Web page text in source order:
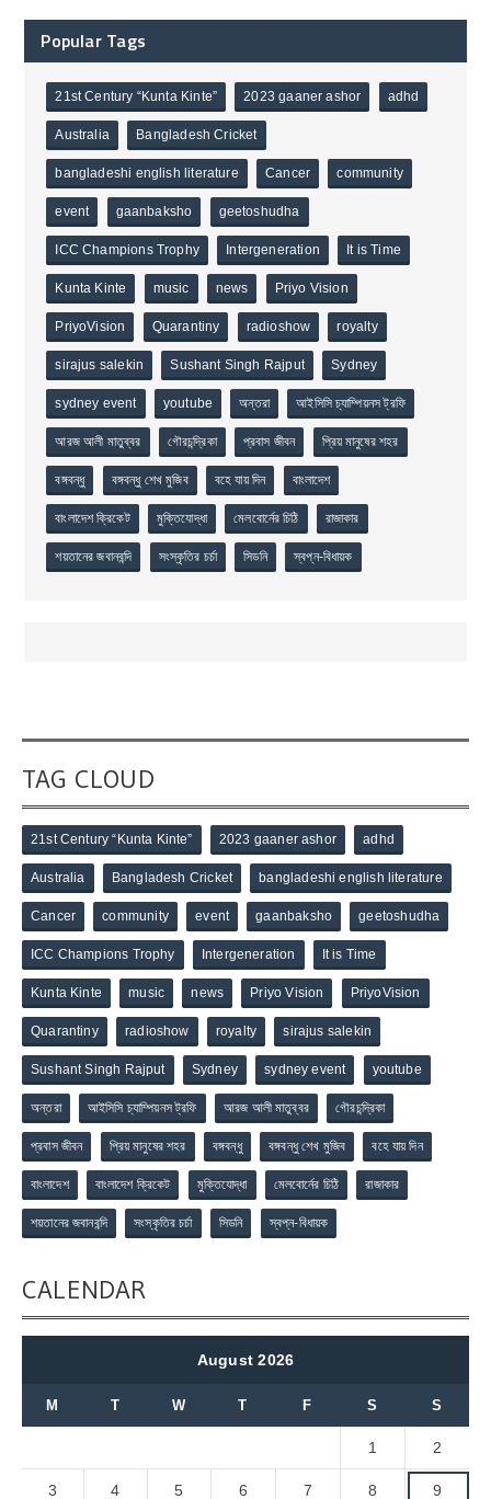
Popular Tags
21st Century “Kunta Kinte” 2023 gaaner ashor adhd
Australia Bangladesh Cricket
bangladeshi english literature Cancer community
event gaanbaksho geetoshudha
ICC Champions Trophy Intergeneration It is Time
Kunta Kinte music news Priyo Vision
PriyoVision Quarantiny radioshow royalty
sirajus salekin Sushant Singh Rajput Sydney
sydney event youtube অন্তরা আইসিসি চ্যাম্পিয়নস ট্রফি
আরজ আলী মাতুব্বর গৌরচন্দ্রিকা প্রবাস জীবন প্রিয় মানুষের শহর
বঙ্গবন্ধু বঙ্গবন্ধু শেখ মুজিব বহে যায় দিন বাংলাদেশ
বাংলাদেশ ক্রিকেট মুক্তিযোদ্ধা মেলবোর্নের চিঠি রাজাকার
শয়তানের জবানবন্দি সংস্কৃতির চর্চা সিডনি স্বপ্ন-বিধায়ক
TAG CLOUD
21st Century “Kunta Kinte” 2023 gaaner ashor adhd
Australia Bangladesh Cricket bangladeshi english literature
Cancer community event gaanbaksho geetoshudha
ICC Champions Trophy Intergeneration It is Time
Kunta Kinte music news Priyo Vision PriyoVision
Quarantiny radioshow royalty sirajus salekin
Sushant Singh Rajput Sydney sydney event youtube
অন্তরা আইসিসি চ্যাম্পিয়নস ট্রফি আরজ আলী মাতুব্বর গৌরচন্দ্রিকা
প্রবাস জীবন প্রিয় মানুষের শহর বঙ্গবন্ধু বঙ্গবন্ধু শেখ মুজিব বহে যায় দিন
বাংলাদেশ বাংলাদেশ ক্রিকেট মুক্তিযোদ্ধা মেলবোর্নের চিঠি রাজাকার
শয়তানের জবানবন্দি সংস্কৃতির চর্চা সিডনি স্বপ্ন-বিধায়ক
CALENDAR
August 2026
M T W T F S S
1 2
3 4 5 6 7 8 9